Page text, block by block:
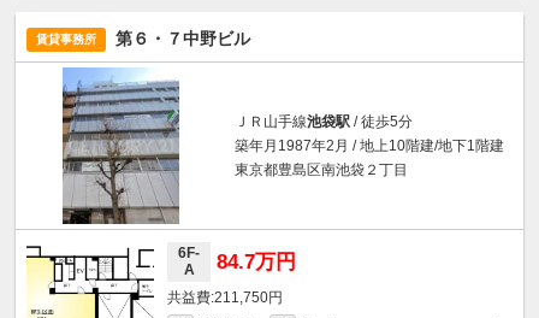
賃貸事務所 第６・７中野ビル
ＪＲ山手線池袋駅 / 徒歩5分
築年月1987年2月 / 地上10階建/地下1階建
東京都豊島区南池袋２丁目
6F-
A
84.7万円
211,750円